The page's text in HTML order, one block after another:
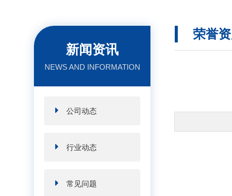
新闻资讯
NEWS AND INFORMATION
公司动态
行业动态
常见问题
荣誉